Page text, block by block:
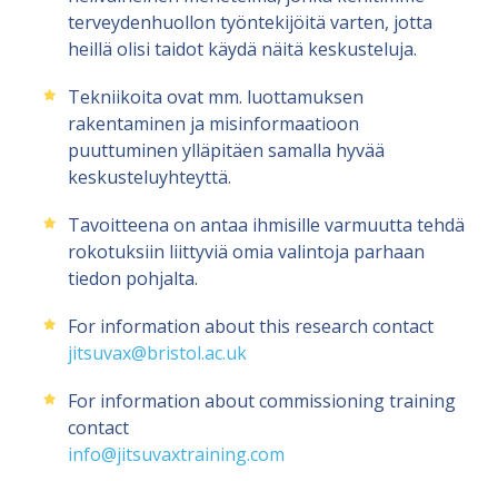
terveydenhuollon työntekijöitä varten, jotta
heillä olisi taidot käydä näitä keskusteluja.
Tekniikoita ovat mm. luottamuksen
rakentaminen ja misinformaatioon
puuttuminen ylläpitäen samalla hyvää
keskusteluyhteyttä.
Tavoitteena on antaa ihmisille varmuutta tehdä
rokotuksiin liittyviä omia valintoja parhaan
tiedon pohjalta.
For information about this research contact
jitsuvax@bristol.ac.uk
For information about commissioning training
contact
info@jitsuvaxtraining.com